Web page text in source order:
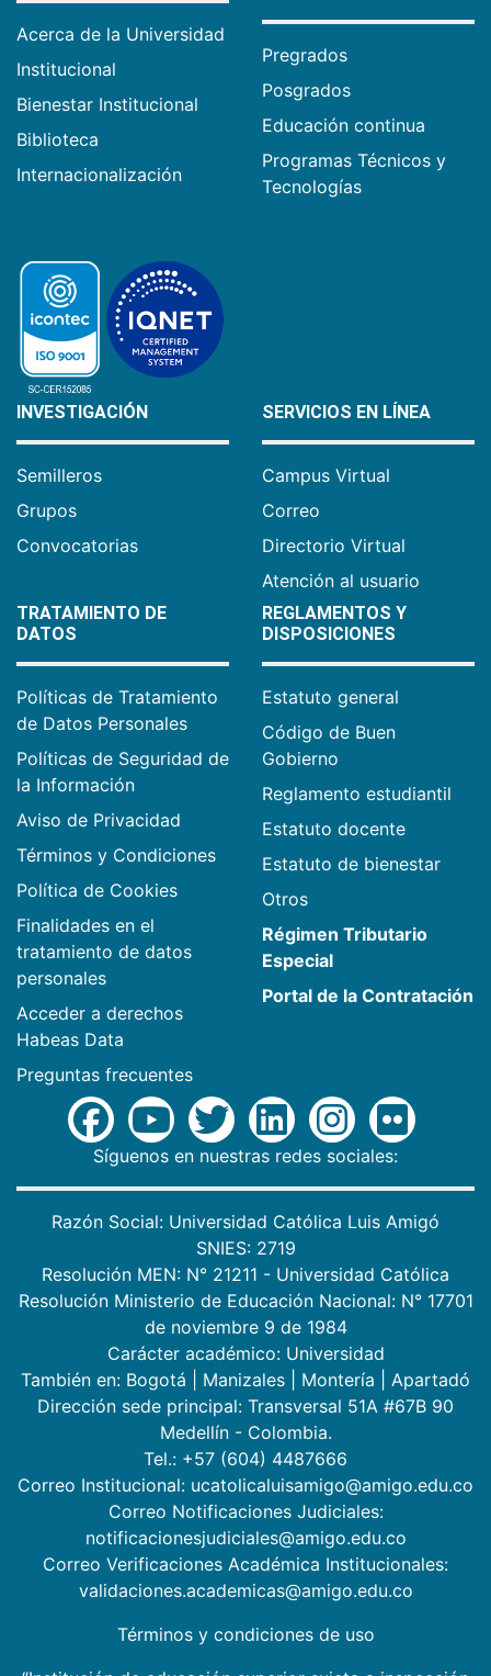
Acerca de la Universidad
Institucional
Bienestar Institucional
Biblioteca
Internacionalización
Pregrados
Posgrados
Educación continua
Programas Técnicos y
Tecnologías
INVESTIGACIÓN
Semilleros
Grupos
Convocatorias
SERVICIOS EN LÍNEA
Campus Virtual
Correo
Directorio Virtual
Atención al usuario
TRATAMIENTO DE
DATOS
Políticas de Tratamiento
de Datos Personales
Políticas de Seguridad de
la Información
Aviso de Privacidad
Términos y Condiciones
Política de Cookies
Finalidades en el
tratamiento de datos
personales
Acceder a derechos
Habeas Data
Preguntas frecuentes
REGLAMENTOS Y
DISPOSICIONES
Estatuto general
Código de Buen
Gobierno
Reglamento estudiantil
Estatuto docente
Estatuto de bienestar
Otros
Régimen Tributario
Especial
Portal de la Contratación
Síguenos en nuestras redes sociales:
Razón Social: Universidad Católica Luis Amigó
SNIES: 2719
Resolución MEN: N° 21211 - Universidad Católica
Resolución Ministerio de Educación Nacional: N° 17701
de noviembre 9 de 1984
Carácter académico: Universidad
También en: Bogotá Manizales Montería
Apartadó
Dirección sede principal: Transversal 51A #67B 90
Medellín - Colombia.
Tel.: +57 (604) 4487666
Correo Institucional: ucatolicaluisamigo@amigo.edu.co
Correo Notificaciones Judiciales:
notificacionesjudiciales@amigo.edu.co
Correo Verificaciones Académica Institucionales:
validaciones.academicas@amigo.edu.co
Términos y condiciones de uso